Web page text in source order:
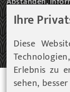
Ihre
Diese
Erlebnis zu
sehen,
Fohnsdorf.
ZUM
© 2026